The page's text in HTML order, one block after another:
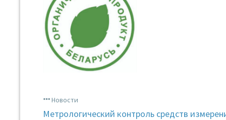
Новости
Метрологический контроль средств